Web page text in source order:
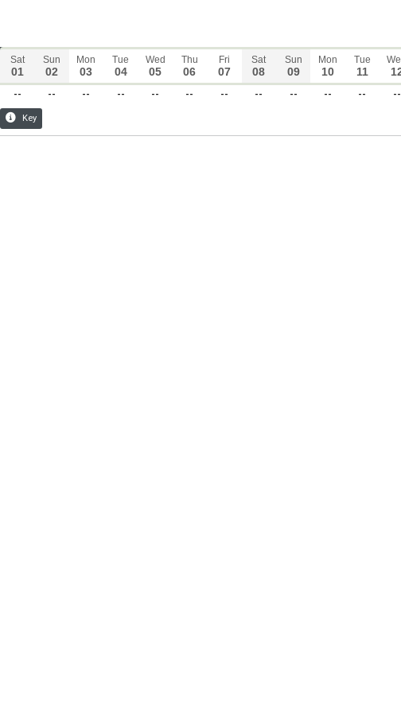
Sat
01
Sun
02
Mon
03
Tue
04
Wed
05
Thu
06
Fri
07
Sat
08
Sun
09
Mon
10
Tue
11
-- -- -- -- -- -- -- -- -- -- -- --
Key